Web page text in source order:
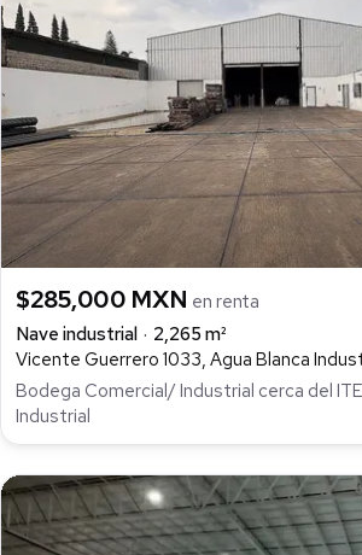
$285,000 MXN en renta
Nave industrial
2,265 m²
Vicente Guerrero 1033, Agua Blanca
Bodega Comercial/ Industrial cerca del
Industrial